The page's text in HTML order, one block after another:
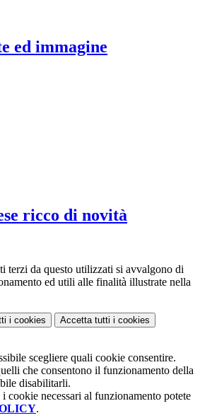
ed immagine
ricco di novità
terzi da questo utilizzati si avvalgono di
ed utili alle finalità illustrate nella
i cookies Accetta tutti i cookies
scegliere quali cookie consentire.
che consentono il funzionamento della
disabilitarli.
cookie necessari al funzionamento potete
.